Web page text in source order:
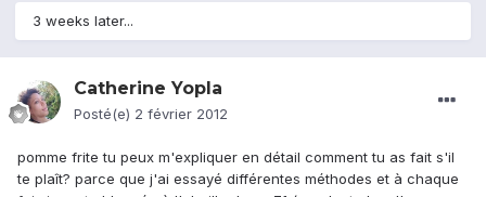
3 weeks later...
Catherine Yopla
Posté(e) 2 février 2012
pomme frite tu peux m'expliquer en détail comment tu as fait s'il
te plaît? parce que j'ai essayé différentes méthodes et à chaque